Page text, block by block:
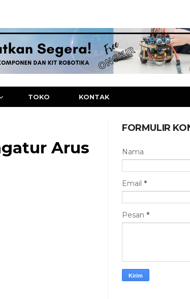
TOKO KONTAK
Arus
FORMULIR
Nama
Email *
Pesan *